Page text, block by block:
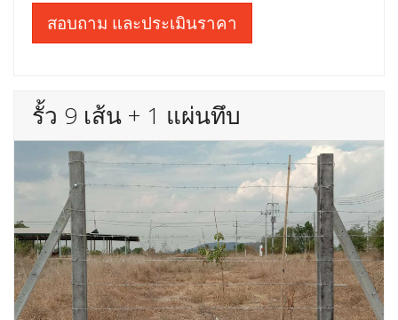
สอบถาม และประเมินราคา
รั้ว 9 เส้น + 1 แผ่นทึบ